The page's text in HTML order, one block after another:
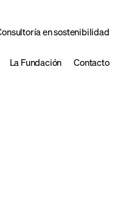
en sostenibilidad
La Fundación Contacto